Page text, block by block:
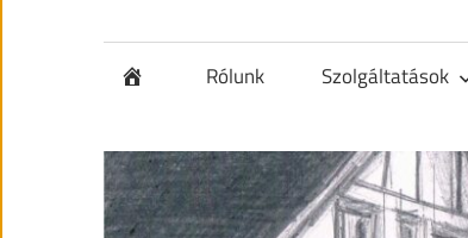
Életminőség-
fejlesztő
Intézménye
Rólunk Szolgáltatások